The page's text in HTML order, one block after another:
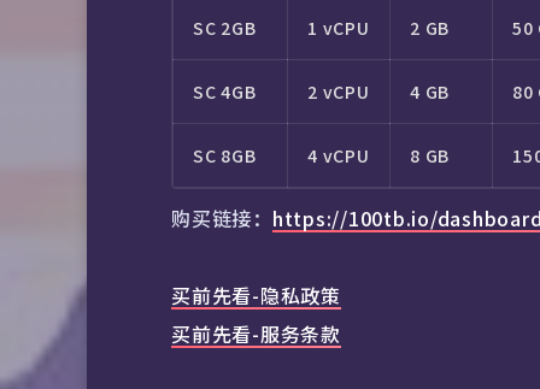
SC 2GB 1 vCPU 2 GB 50
SC 4GB 2 vCPU 4 GB 80
SC 8GB 4 vCPU 8 GB
购买链接： https://100tb.io/
买前先看-隐私政策
买前先看-服务条款